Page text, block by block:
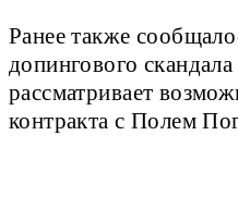
Ранее также
допингового
рассматривает
контракта с Полем